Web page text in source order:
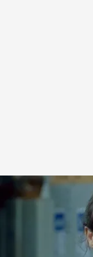
cuatro.com
10 MAY 2015 - 23:46h.